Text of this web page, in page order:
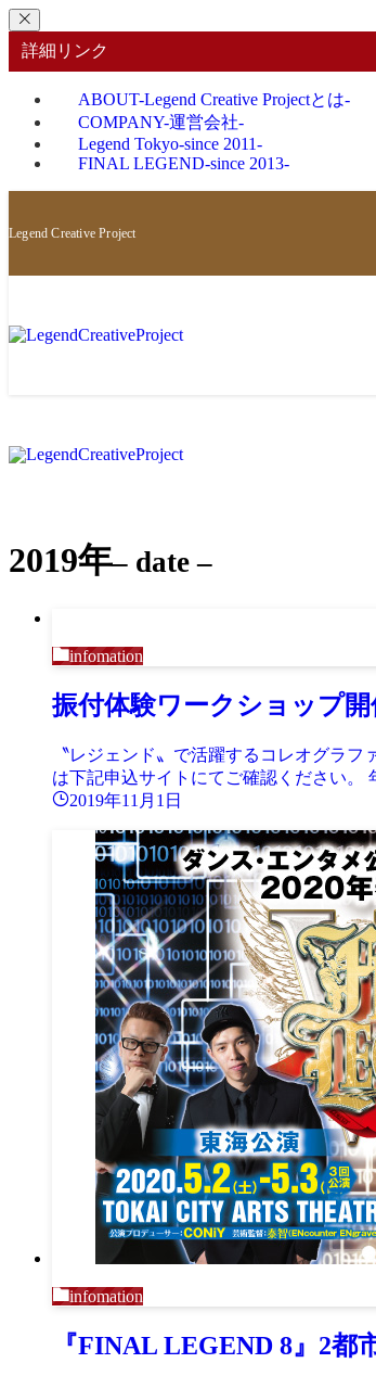
詳細リンク
ABOUT-Legend Creative Projectとは-
COMPANY-運営会社-
Legend Tokyo-since 2011-
FINAL LEGEND-since 2013-
Legend Creative Project
2019年– date –
infomation
振付体験ワークショップ開
〝レジェンド〟で活躍するコレオグラ
は下記申込サイトにてご確認ください。
2019年11月1日
infomation
『FINAL LEGEND 8』2都